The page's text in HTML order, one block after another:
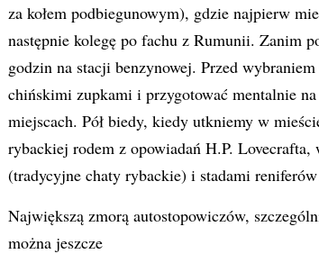
za kołem podbiegunowym), gdzie najpierw
następnie kolegę po fachu z Rumunii. Zanim
godzin na stacji benzynowej. Przed
chińskimi zupkami i przygotować mentalnie
miejscach. Pół biedy, kiedy utkniemy w
rybackiej rodem z opowiadań H.P.
(tradycyjne chaty rybackie) i stadami
Największą zmorą autostopowiczów,
można jeszcze